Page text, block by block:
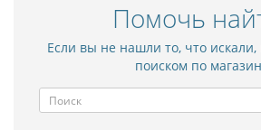
Помочь
Если вы не нашли то, что искали,
поиском по